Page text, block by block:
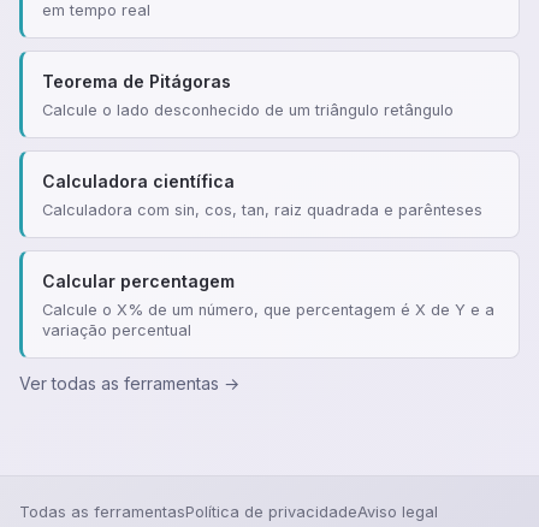
em tempo real
Teorema de Pitágoras
Calcule o lado desconhecido de um triângulo retângulo
Calculadora científica
Calculadora com sin, cos, tan, raiz quadrada e parênteses
Calcular percentagem
Calcule o X% de um número, que percentagem é X de Y e a
variação percentual
Ver todas as ferramentas →
Todas as ferramentasPolítica de privacidadeAviso legal